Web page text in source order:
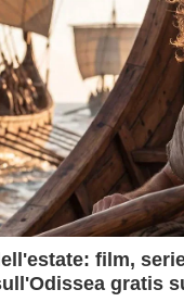
film,
gratis